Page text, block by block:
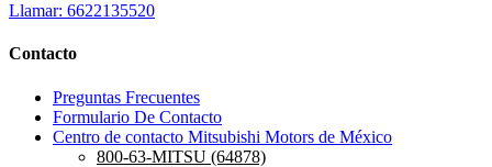
Llamar: 6622135520
Contacto
Preguntas Frecuentes
Formulario De Contacto
Centro de contacto Mitsubishi Motors de México
800-63-MITSU (64878)